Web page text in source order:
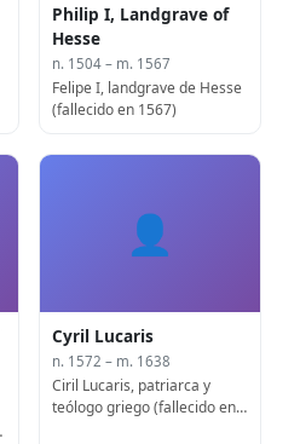
Philip I, Landgrave of
Hesse
n. 1504 – m. 1567
Felipe I, landgrave de Hesse
(fallecido en 1567)
👤
Cyril Lucaris
n. 1572 – m. 1638
Ciril Lucaris, patriarca y
teólogo griego (fallecido en